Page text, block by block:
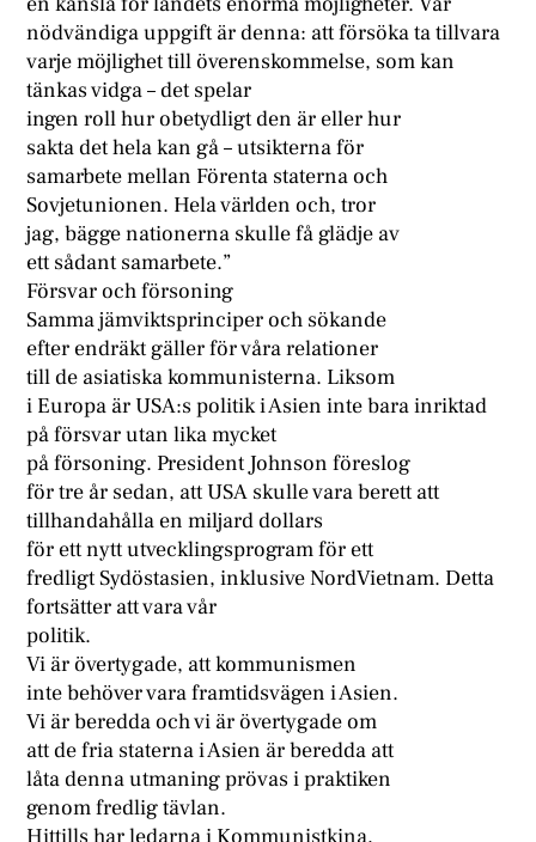
nödvändiga uppgift är denna: att försöka ta tillvara
varje möjlighet till överenskommelse, som kan
tänkas vidga – det spelar
ingen roll hur obetydligt den är eller hur
sakta det hela kan gå – utsikterna för
samarbete mellan Förenta staterna och
Sovjetunionen. Hela världen och, tror
jag, bägge nationerna skulle få glädje av
ett sådant samarbete.”
Försvar och försoning
Samma jämviktsprinciper och sökande
efter endräkt gäller för våra relationer
till de asiatiska kommunisterna. Liksom
i Europa är USA:s politik i Asien inte bara inriktad
på försvar utan lika mycket
på försoning. President Johnson föreslog
för tre år sedan, att USA skulle vara berett att
tillhandahålla en miljard dollars
för ett nytt utvecklingsprogram för ett
fredligt Sydöstasien, inklusive NordVietnam. Detta
fortsätter att vara vår
politik.
Vi är övertygade, att kommunismen
inte behöver vara framtidsvägen i Asien.
Vi är beredda och vi är övertygade om
att de fria staterna i Asien är beredda att
låta denna utmaning prövas i praktiken
genom fredlig tävlan.